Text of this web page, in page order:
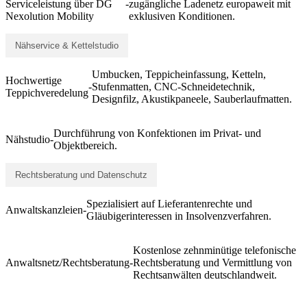
Serviceleistung über DG
Nexolution Mobility
-zugängliche Ladenetz europaweit mit
exklusiven Konditionen.
Nähservice & Kettelstudio
Hochwertige
Teppichveredelung
-
Umbucken, Teppicheinfassung, Ketteln,
Stufenmatten, CNC-Schneidetechnik,
Designfilz, Akustikpaneele, Sauberlaufmatten.
Nähstudio-
Durchführung von Konfektionen im Privat- und
Objektbereich.
Rechtsberatung und Datenschutz
Anwaltskanzleien-
Spezialisiert auf Lieferantenrechte und
Gläubigerinteressen in Insolvenzverfahren.
Anwaltsnetz/Rechtsberatung-
Kostenlose zehnminütige telefonische
Rechtsberatung und Vermittlung von
Rechtsanwälten deutschlandweit.